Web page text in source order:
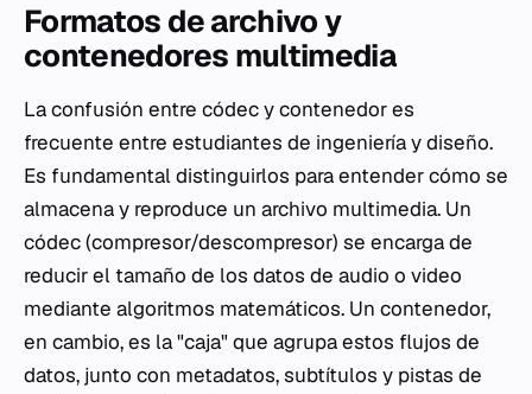
Formatos de archivo y
contenedores multimedia
La confusión entre códec y contenedor es
frecuente entre estudiantes de ingeniería y diseño.
Es fundamental distinguirlos para entender cómo se
almacena y reproduce un archivo multimedia. Un
códec (compresor/descompresor) se encarga de
reducir el tamaño de los datos de audio o video
mediante algoritmos matemáticos. Un contenedor,
en cambio, es la "caja" que agrupa estos flujos de
datos, junto con metadatos, subtítulos y pistas de